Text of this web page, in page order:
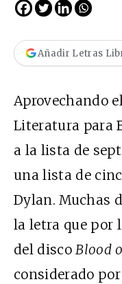
Añadir Letras
Aprovechando
Literatura para
a la lista de
una lista de
Dylan. Muchas
la letra que por
del discoBlood
considerado